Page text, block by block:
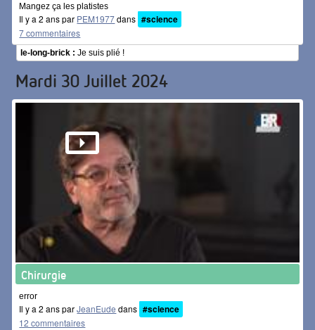
Mangez ça les platistes
Il y a 2 ans par PEM1977dans #science
7 commentaires
le-long-brick : Je suis plié !
Mardi 30 Juillet 2024
Chirurgie
error
Il y a 2 ans parJeanEude dans #science
12 commentaires